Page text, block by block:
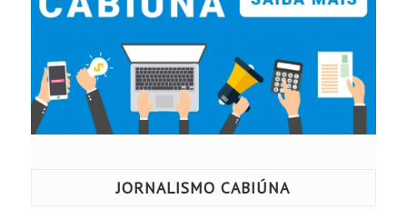
JORNALISMO CABIÚNA